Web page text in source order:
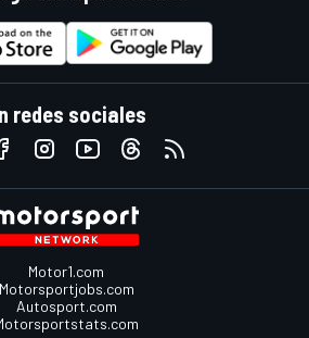
redes sociales
Motor1.com
Motorsportjobs.com
Autosport.com